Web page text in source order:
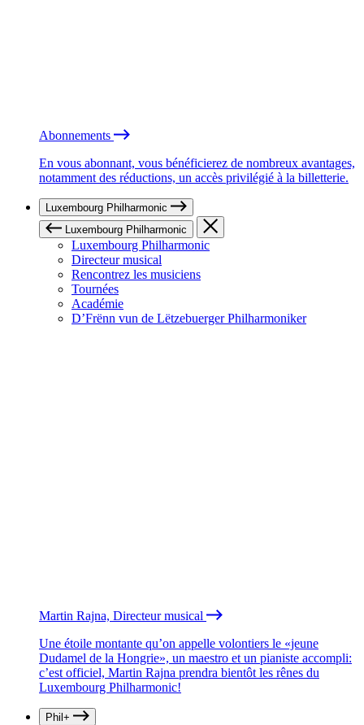
Abonnements
En vous abonnant, vous bénéficierez de nombreux avantages,
notamment des réductions, un accès privilégié à la billetterie.
Luxembourg Philharmonic
Luxembourg Philharmonic
Luxembourg Philharmonic
Directeur musical
Rencontrez les musiciens
Tournées
Académie
D’Frënn vun de Lëtzebuerger Philharmoniker
Martin Rajna, Directeur musical
Une étoile montante qu’on appelle volontiers le «jeune
Dudamel de la Hongrie», un maestro et un pianiste accompli:
c’est officiel, Martin Rajna prendra bientôt les rênes du
Luxembourg Philharmonic!
Phil+